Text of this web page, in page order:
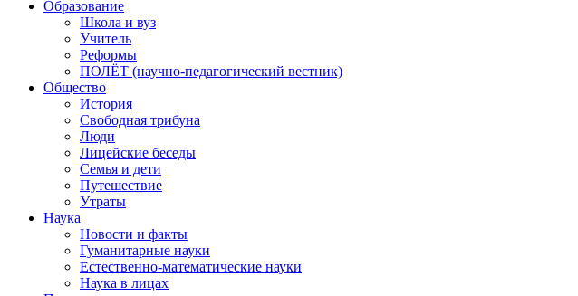
Образование
Школа и вуз
Учитель
Реформы
ПОЛЁТ (научно-педагогический вестник)
Общество
История
Свободная трибуна
Люди
Лицейские беседы
Семья и дети
Путешествие
Утраты
Наука
Новости и факты
Гуманитарные науки
Естественно-математические науки
Наука в лицах